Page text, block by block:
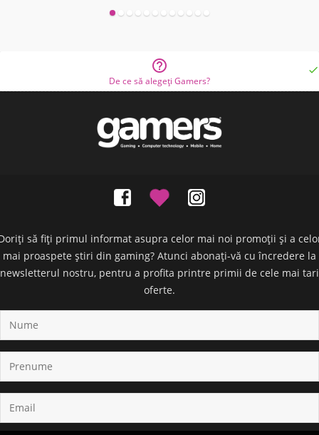

De ce să alegeți Gamers?

să fiți primul informat asupra celor mai noi promoții și a
mai proaspete știri din gaming? Atunci abonați-vă cu încredere la
newsletterul nostru, pentru a profita printre primii de cele mai tari
oferte.